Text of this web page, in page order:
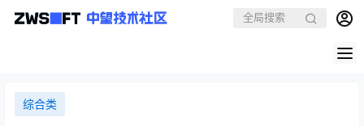
综合类